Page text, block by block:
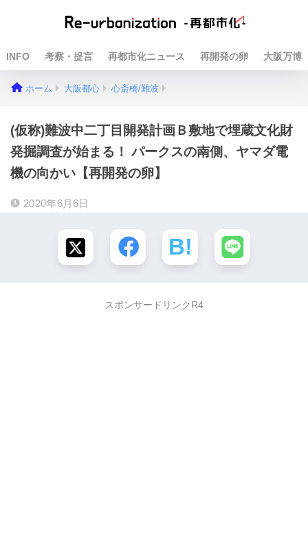
INFO 考察・提言 再都市化ニュース 再開発の卵 大阪万博
ホーム 大阪都心 心斎橋/難波
(仮称)難波中二丁目開発計画Ｂ敷地で埋蔵文化財
発掘調査が始まる！ パークスの南側、ヤマダ電
機の向かい【再開発の卵】
2020年6月6日
スポンサードリンクR4